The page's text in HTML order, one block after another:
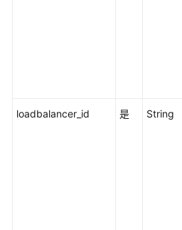
创
loadbalancer_id 是 String